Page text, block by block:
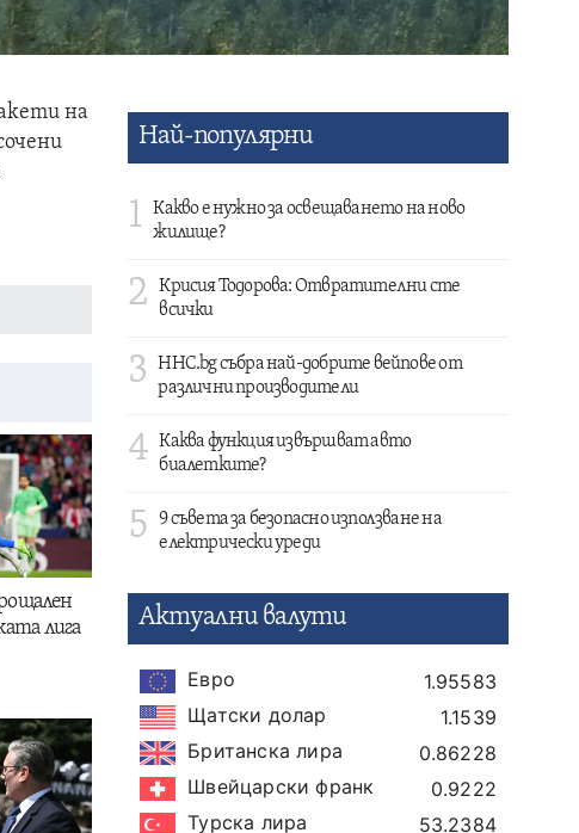
на
лига
Най-популярни
1
Какво е нужно за освещаването на ново
жилище?
2
Крисия Тодорова: Отвратителни сте
всички
3
HHC.bg събра най-добрите вейпове от
различни производители
4 Каква функция извършват авто
биалетките?
5
9 съвета за безопасно използване на
електрически уреди
Актуални валути
Евро
1.95583
Щатски долар
1.1539
Британска лира
0.86228
Швейцарски франк
0.9222
Турска лира
53.2384